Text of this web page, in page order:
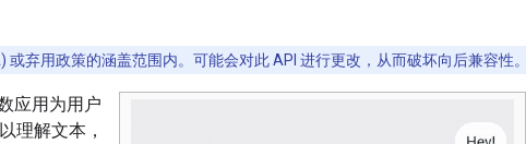
弃用政策的涵盖范围内。可能会对此 API 进行更改，从而破坏向后兼容性。
应用为用户
理解文本，